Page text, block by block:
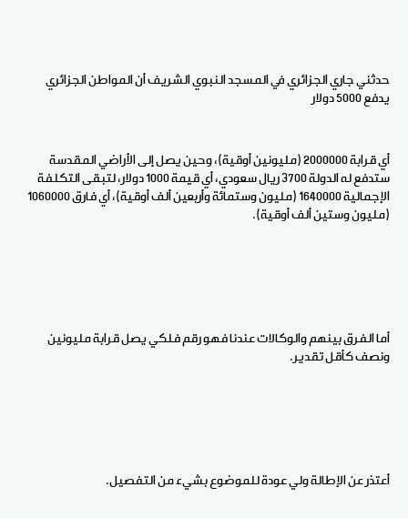
حدثني جاري الجزائري في المسجد النبوي الشريف أن المواطن الجزائري
يدفع 5000 دولار
أي قرابة 2000000 (مليونين أوقية)، وحين يصل إلى الأراضي المقدسة
ستدفع له الدولة 3700 ريال سعودي، أي قيمة 1000 دولار، لتبقى التكلفة
الإجمالية 1640000 (مليون وستمائة وأربعين ألف أوقية)، أي فارق 1060000
(مليون وستين ألف أوقية).
أما الفرق بينهم والوكالات عندنا فهو رقم فلكي يصل قرابة مليونين
ونصف كأقل تقدير.
أعتذر عن الإطالة ولي عودة للموضوع بشيء من التفصيل.